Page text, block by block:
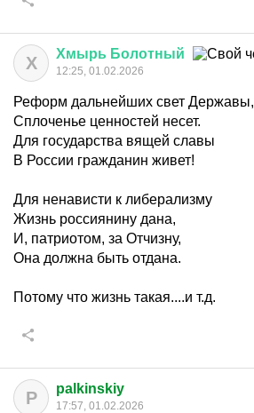
Х Хмырь Болотный
12:25, 01.02.2026
Реформ дальнейших свет Державы,
Сплоченье ценностей несет.
Для государства вящей славы
В России гражданин живет!
Для ненависти к либерализму
Жизнь россиянину дана,
И, патриотом, за Отчизну,
Она должна быть отдана.
Потому что жизнь такая....и т.д.
P palkinskiy
17:57, 01.02.2026